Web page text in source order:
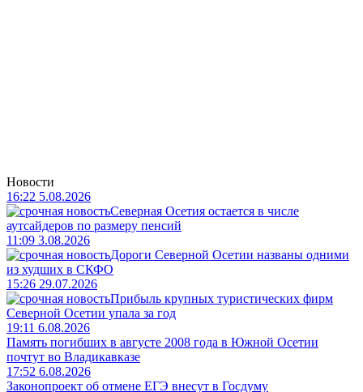
Новости
16:22 5.08.2026
Северная Осетия остается в числе
аутсайдеров по размеру пенсий
11:09 3.08.2026
Дороги Северной Осетии названы одними
из худших в СКФО
15:26 29.07.2026
Прибыль крупных туристических фирм
Северной Осетии упала за год
19:11 6.08.2026
Память погибших в августе 2008 года в Южной Осетии
почтут во Владикавказе
17:52 6.08.2026
Законопроект об отмене ЕГЭ внесут в Госдуму